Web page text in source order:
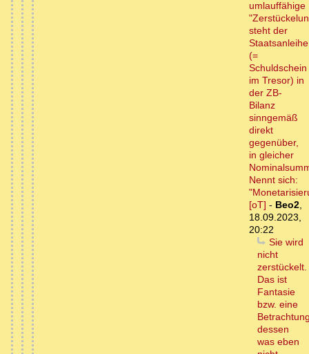
umlauffähige
steht der
Staatsanleihe
(=
Schuldschein
im Tresor) in
der ZB-
Bilanz
sinngemäß
direkt
gegenüber,
in gleicher
Nennt sich:
[oT] - Beo2,
18.09.2023,
20:22
Sie wird
nicht
zerstückelt.
Das ist
Fantasie
bzw. eine
dessen
was eben